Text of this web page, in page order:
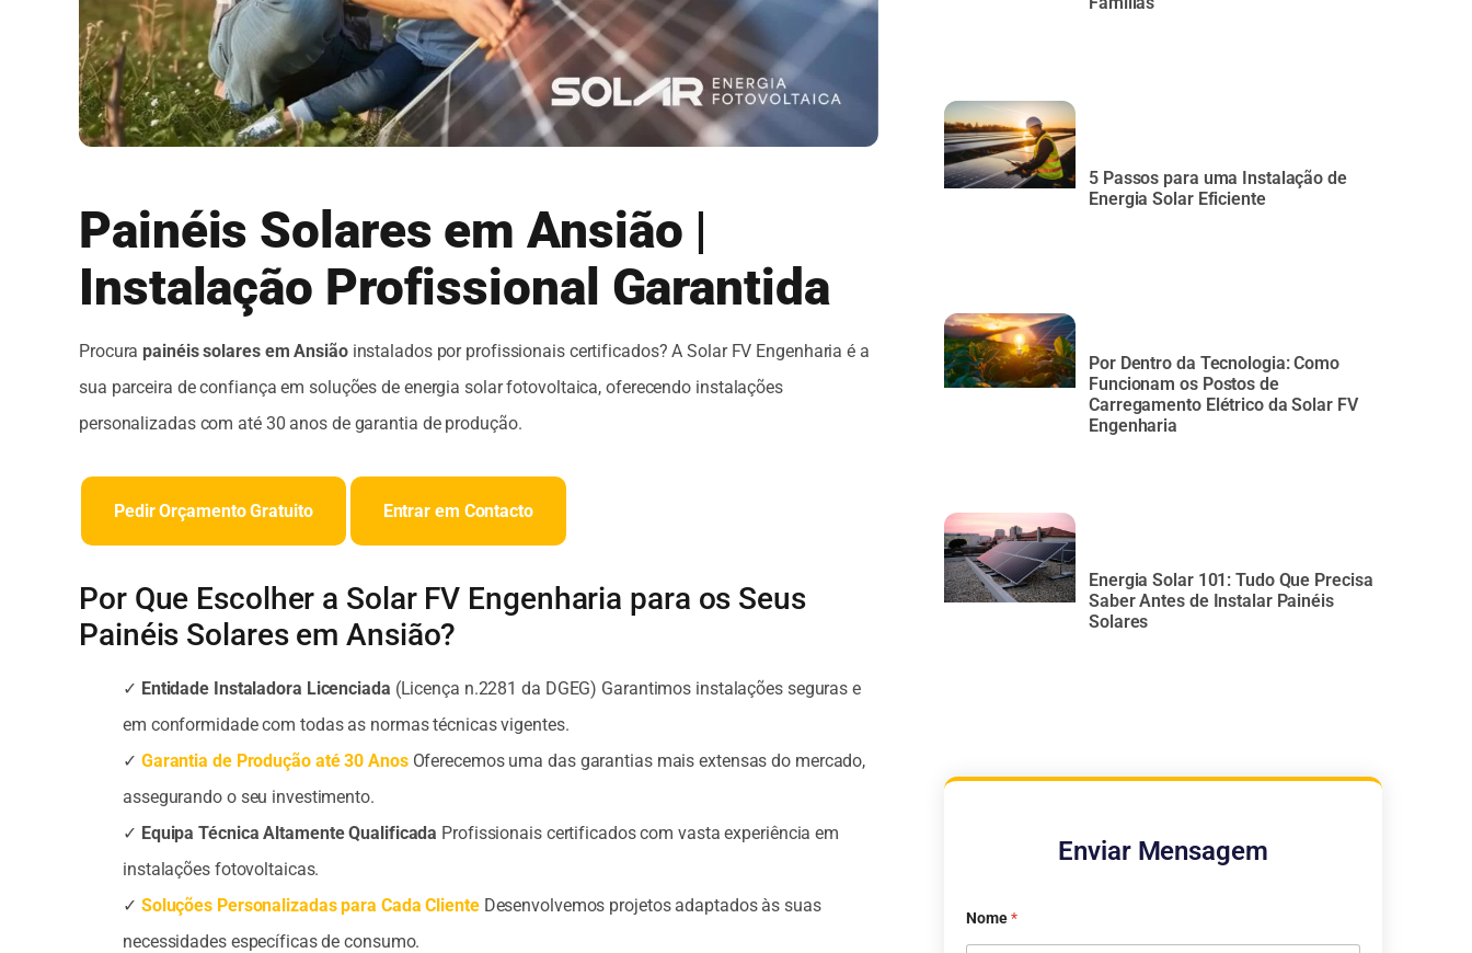
Painéis Solares em Ansião |
Instalação Profissional Garantida
Procura painéis solares em Ansiãoinstalados por profissionais certificados? A Solar FV Engenharia é a
sua parceira de confiança em soluções de energia solar fotovoltaica, oferecendo instalações
personalizadas com até 30 anos de garantia de produção.
Pedir Orçamento Gratuito Entrar em Contacto
Por Que Escolher a Solar FV Engenharia para os Seus
Painéis Solares em Ansião?
✓ Entidade Instaladora Licenciada (Licença n.2281 da DGEG) Garantimos instalações seguras e
em conformidade com todas as normas técnicas vigentes.
✓ Garantia de Produção até 30 AnosOferecemos uma das garantias mais extensas do mercado,
assegurando o seu investimento.
✓ Equipa Técnica Altamente Qualificada Profissionais certificados com vasta experiência em
instalações fotovoltaicas.
✓ Soluções Personalizadas para Cada ClienteDesenvolvemos projetos adaptados às suas
necessidades específicas de consumo.
5 Passos para uma Instalação de
Energia Solar Eficiente
Por Dentro da Tecnologia: Como
Funcionam os Postos de
Carregamento Elétrico da Solar FV
Engenharia
Energia Solar 101: Tudo Que Precisa
Saber Antes de Instalar Painéis
Solares
Enviar Mensagem
Nome*